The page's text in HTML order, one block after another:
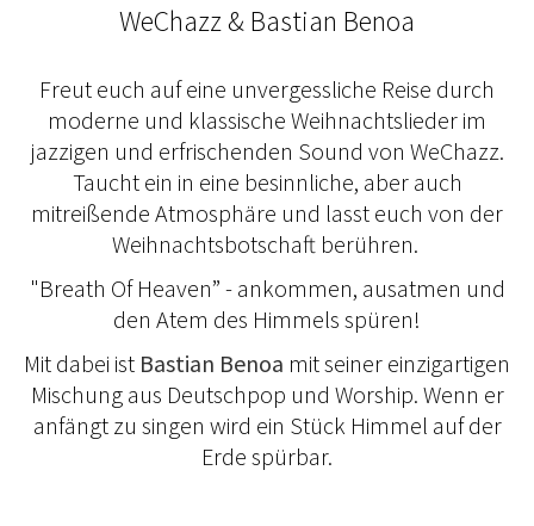
WeChazz & Bastian Benoa
Freut euch auf eine unvergessliche Reise durch
moderne und klassische Weihnachtslieder im
jazzigen und erfrischenden Sound von WeChazz.
Taucht ein in eine besinnliche, aber auch
mitreißende Atmosphäre und lasst euch von der
Weihnachtsbotschaft berühren.
"Breath Of Heaven” - ankommen, ausatmen und
den Atem des Himmels spüren!
Mit dabei ist Bastian Benoa mit seiner einzigartigen
Mischung aus Deutschpop und Worship. Wenn er
anfängt zu singen wird ein Stück Himmel auf der
Erde spürbar.